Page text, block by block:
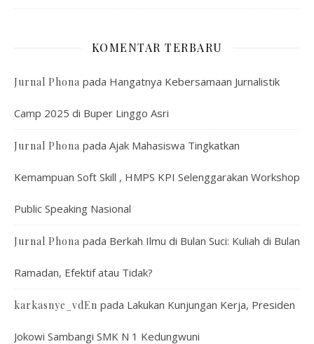
KOMENTAR TERBARU
Jurnal Phona pada Hangatnya Kebersamaan Jurnalistik
Camp 2025 di Buper Linggo Asri
Jurnal Phona pada Ajak Mahasiswa Tingkatkan
Kemampuan Soft Skill , HMPS KPI Selenggarakan Workshop
Public Speaking Nasional
Jurnal Phona pada Berkah Ilmu di Bulan Suci: Kuliah di Bulan
Ramadan, Efektif atau Tidak?
karkasnye_vdEn pada Lakukan Kunjungan Kerja, Presiden
Jokowi Sambangi SMK N 1 Kedungwuni